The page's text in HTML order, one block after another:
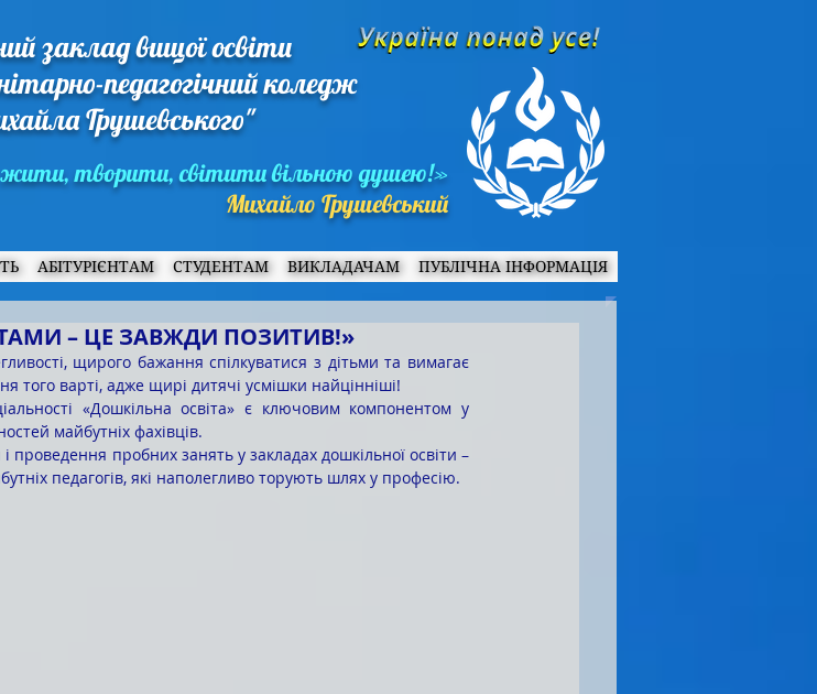
заклад вищої освіти
педагогічний коледж
Грушевського"
творити, світити вільною душею!»
Михайло Грушевський
АБІТУРІЄНТАМ СТУДЕНТАМ ВИКЛАДАЧАМ ПУБЛІЧНА ІНФОРМАЦІЯ
– ЦЕ ЗАВЖДИ ПОЗИТИВ!»
того варті, адже щирі дитячі усмішки найцінніші!
майбутніх фахівців.
педагогів, які наполегливо торують шлях у професію.